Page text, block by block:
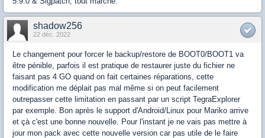
shadow256
22 déc. 2022
Le changement pour forcer le backup/restore de BOOT0/BOOT1 va
être pénible, parfois il est pratique de restaurer juste du fichier ne
faisant pas 4 GO quand on fait certaines réparations, cette
modification me déplait pas mal même si on peut facilement
outrepasser cette limitation en passant par un script TegraExplorer
par exemple. Bon après le support d'Android/Linux pour Mariko arrive
et çà c'est une bonne nouvelle. Pour l'instant je ne vais pas mettre à
jour mon pack avec cette nouvelle version car pas utile de le faire